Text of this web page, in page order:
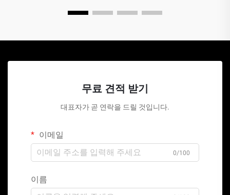
무료 견적 받기
대표자가 곧 연락을 드릴 것입니다.
이메일
0/100
이름